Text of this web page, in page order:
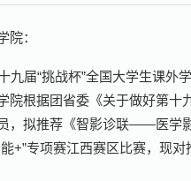
院：
九届“挑战杯”全国大学生课外
院根据团省委《关于做好第十
，拟推荐《智影诊联——医学
+”专项赛江西赛区比赛，现